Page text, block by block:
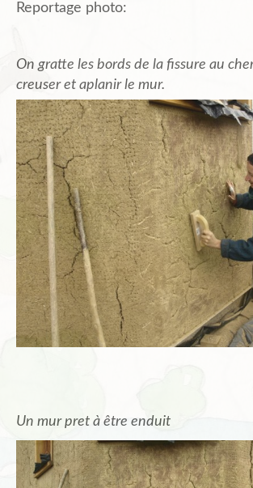
Reportage photo:
On gratte les bords de la fissure au
creuser et aplanir le mur.
Un mur pret à être enduit